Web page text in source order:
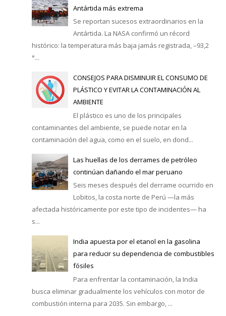
Antártida más extrema
Se reportan sucesos extraordinarios en la
Antártida. La NASA confirmó un récord
histórico: la temperatura más baja jamás registrada, –93,2
°...
CONSEJOS PARA DISMINUIR EL CONSUMO DE
PLÁSTICO Y EVITAR LA CONTAMINACIÓN AL
AMBIENTE
El plástico es uno de los principales
contaminantes del ambiente, se puede notar en la
contaminación del agua, como en el suelo, en dond...
Las huellas de los derrames de petróleo
continúan dañando el mar peruano
Seis meses después del derrame ocurrido en
Lobitos, la costa norte de Perú —la más
afectada históricamente por este tipo de incidentes— ha
s...
India apuesta por el etanol en la gasolina
para reducir su dependencia de combustibles
fósiles
Para enfrentar la contaminación, la India
busca eliminar gradualmente los vehículos con motor de
combustión interna para 2035. Sin embargo, ...